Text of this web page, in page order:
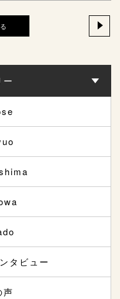
タビュー
声